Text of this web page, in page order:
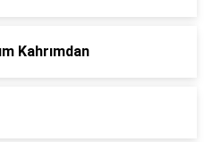
Kahrımdan